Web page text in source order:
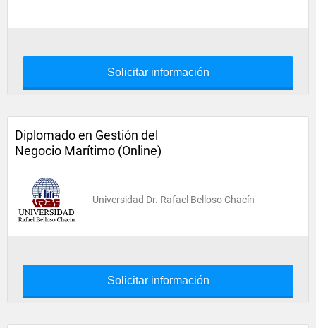
Solicitar información
Diplomado en Gestión del
Negocio Marítimo (Online)
Universidad Dr. Rafael Belloso Chacín
Solicitar información